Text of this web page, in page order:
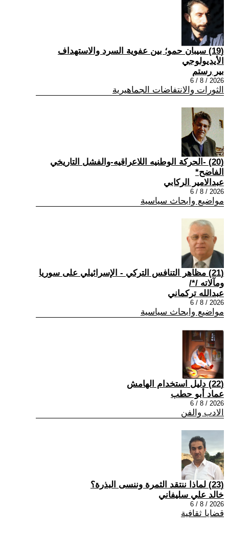
(19) سيبان حمو؛ بين عفوية السرد والاستهداف
الأيديولوجي
بير رستم
2026 / 8 / 6
الثورات والانتفاضات الجماهيرية
(20) -الحركة الوطنيه اللاعراقيه-والفشل التاريخي
الفاضح*
عبدالامير الركابي
2026 / 8 / 6
مواضيع وابحاث سياسية
(21) مظاهر التنافس التركي - الإسرائيلي على سوريا
ومآلاته /*/
عبدالله تركماني
2026 / 8 / 6
مواضيع وابحاث سياسية
(22) دليل استخدام الهامش
عماد أبو حطب
2026 / 8 / 6
الادب والفن
(23) لماذا ننتقد الثمرة وننسى البذرة؟
خالد علي سليفاني
2026 / 8 / 6
قضايا ثقافية